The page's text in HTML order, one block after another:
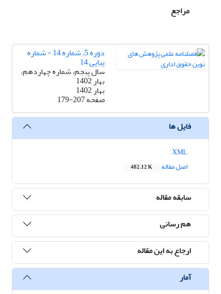
مراجع
دوره 5، شماره 14 - شماره
پیاپی 14
سال پنجم، شماره چهاردهم،
بهار 1402
بهار 1402
صفحه179-207
فایل ها
اصل مقاله
482.12 K
سابقه مقاله
هم رسانی
ارجاع به این مقاله
آمار